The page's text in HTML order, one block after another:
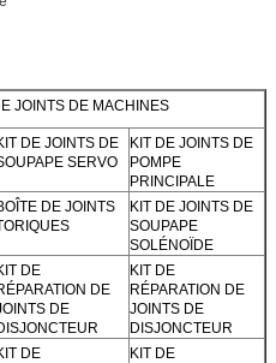
JOINTS DE MACHINES
DE JOINTS DE
SERVO
KIT DE JOINTS DE
POMPE
PRINCIPALE
DE JOINTS
KIT DE JOINTS DE
SOUPAPE
SOLÉNOÏDE
DE
DE
DE
KIT DE
RÉPARATION DE
JOINTS DE
DISJONCTEUR
DE
KIT DE